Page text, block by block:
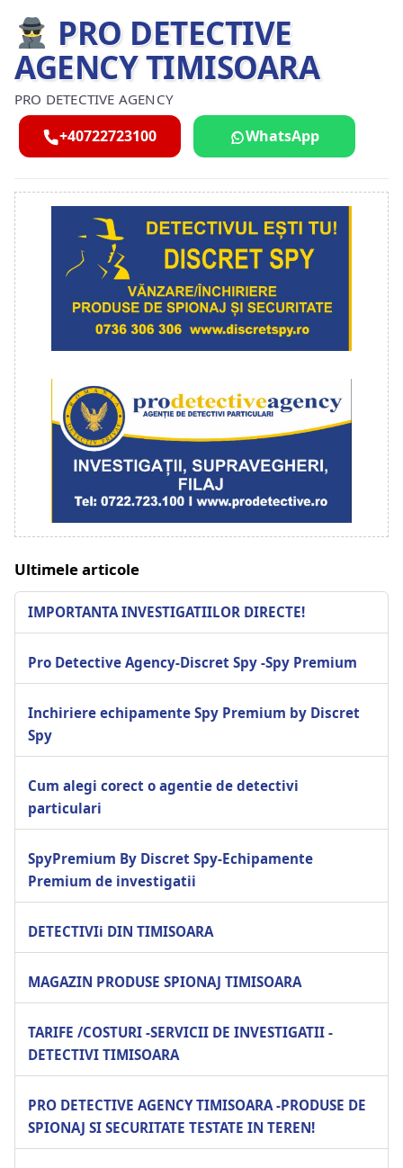
PRO DETECTIVE
AGENCY TIMISOARA
PRO DETECTIVE AGENCY
+40722723100 WhatsApp
Ultimele articole
IMPORTANTA INVESTIGATIILOR DIRECTE!
Pro Detective Agency-Discret Spy -Spy Premium
Inchiriere echipamente Spy Premium by Discret
Spy
Cum alegi corect o agentie de detectivi
particulari
SpyPremium By Discret Spy-Echipamente
Premium de investigatii
DETECTIVIi DIN TIMISOARA
MAGAZIN PRODUSE SPIONAJ TIMISOARA
TARIFE /COSTURI -SERVICII DE INVESTIGATII -
DETECTIVI TIMISOARA
PRO DETECTIVE AGENCY TIMISOARA -PRODUSE DE
SPIONAJ SI SECURITATE TESTATE IN TEREN!